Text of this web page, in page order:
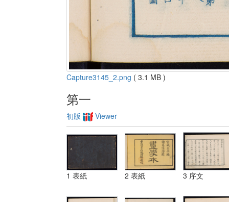
Capture3145_2.png ( 3.1 MB )
第一
初版 Viewer
1 表紙 2 表紙 3 序文